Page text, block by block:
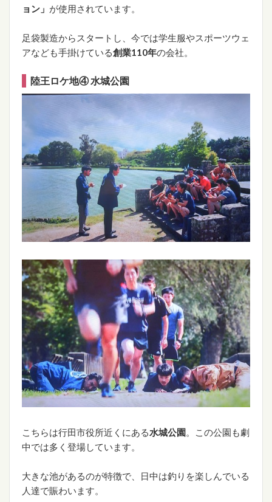
ョン」 が使用されています。
足袋製造からスタートし、今では学生服やスポーツウェ
アなども手掛けている創業110年の会社。
陸王ロケ地④ 水城公園
こちらは行田市役所近くにある水城公園 。この公園も劇
中では多く登場しています。
大きな池があるのが特徴で、日中は釣りを楽しんでいる
人達で賑わいます。